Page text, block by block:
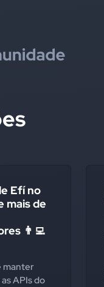
Efí no
mais de
👨‍💻
manter
APIs do